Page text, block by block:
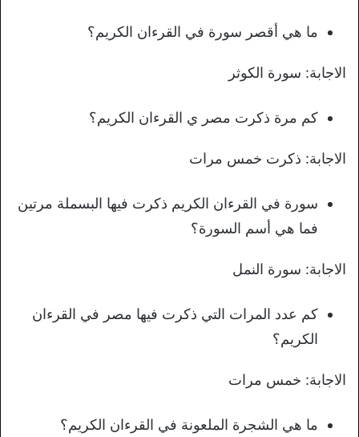
ما هي أقصر سورة في القرءان الكريم؟
الاجابة: سورة الكوثر
كم مرة ذكرت مصر ي القرءان الكريم؟
الاجابة: ذكرت خمس مرات
سورة في القرءان الكريم ذكرت فيها البسملة مرتين
فما هي أسم السورة؟
الاجابة: سورة النمل
كم عدد المرات التي ذكرت فيها مصر في القرءان
الكريم؟
الاجابة: خمس مرات
ما هي الشجرة الملعونة في القرءان الكريم؟